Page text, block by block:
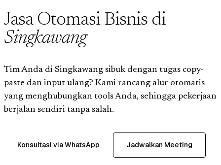
Jasa Otomasi Bisnis di
Singkawang
Tim Anda di Singkawang sibuk dengan tugas copy-
paste dan input ulang? Kami rancang alur otomatis
yang menghubungkan tools Anda, sehingga pekerjaan
berjalan sendiri tanpa salah.
Konsultasi via WhatsApp Jadwalkan Meeting